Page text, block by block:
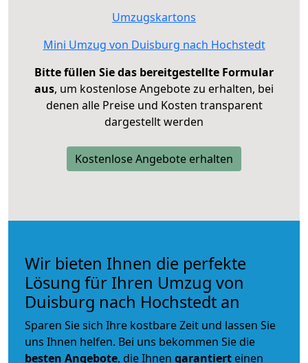
Umzugskartons
Mini Umzug von Duisburg nach Hochstedt
Bitte füllen Sie das bereitgestellte Formular
aus, um kostenlose Angebote zu erhalten, bei
denen alle Preise und Kosten transparent
dargestellt werden
Kostenlose Angebote erhalten
Wir bieten Ihnen die perfekte
Lösung für Ihren Umzug von
Duisburg nach Hochstedt an
Sparen Sie sich Ihre kostbare Zeit und lassen Sie
uns Ihnen helfen. Bei uns bekommen Sie die
besten Angebote, die Ihnen garantiert einen